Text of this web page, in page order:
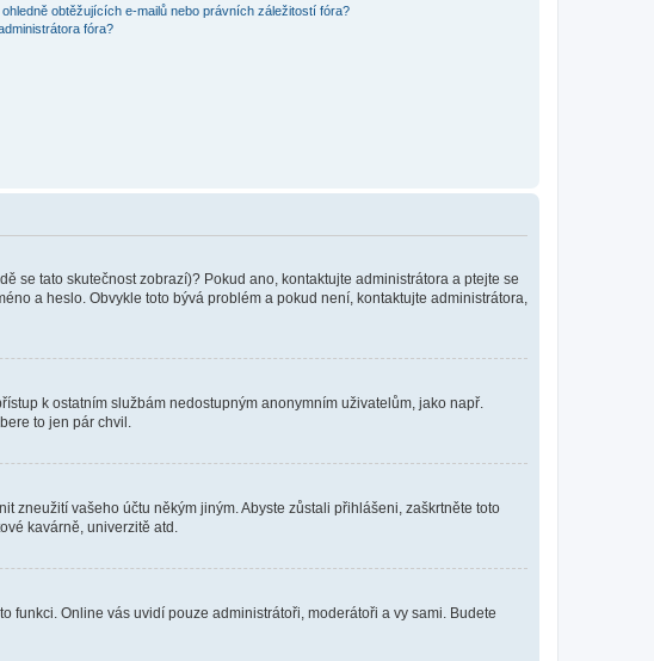
obtěžujících e-mailů nebo právních záležitostí fóra?
fóra?
se tato skutečnost zobrazí)? Pokud ano, kontaktujte administrátora a ptejte se
a heslo. Obvykle toto bývá problém a pokud není, kontaktujte administrátora,
k ostatním službám nedostupným anonymním uživatelům, jako např.
to jen pár chvil.
zneužití vašeho účtu někým jiným. Abyste zůstali přihlášeni, zaškrtněte toto
kavárně, univerzitě atd.
funkci. Online vás uvidí pouze administrátoři, moderátoři a vy sami. Budete